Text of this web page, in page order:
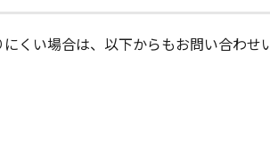
くい場合は、以下からもお問い合わせ